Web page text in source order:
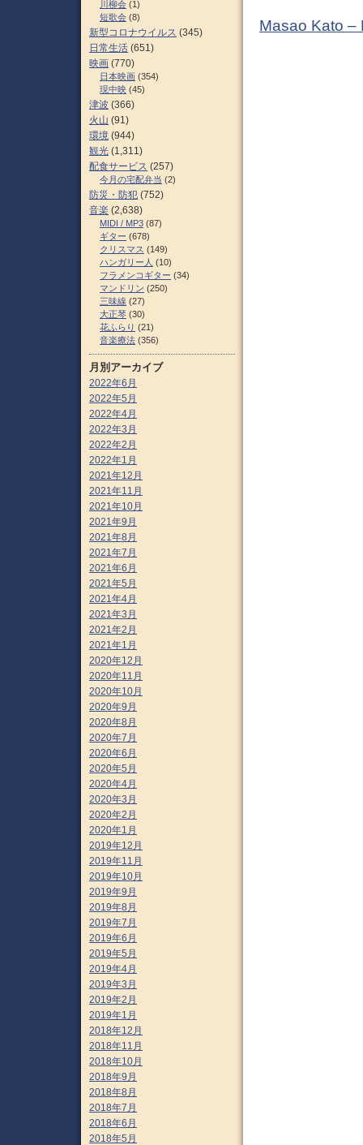
Masao Kato –
川柳会 (1)
短歌会 (8)
新型コロナウイルス (345)
日常生活 (651)
映画 (770)
日本映画 (354)
現中映 (45)
津波 (366)
火山 (91)
環境 (944)
観光 (1,311)
配食サービス (257)
今月の宅配弁当 (2)
防災・防犯 (752)
音楽 (2,638)
MIDI / MP3 (87)
ギター (678)
クリスマス (149)
ハンガリー人 (10)
フラメンコギター (34)
マンドリン (250)
三味線 (27)
大正琴 (30)
花ふらり (21)
音楽療法 (356)
月別アーカイブ
2022年6月
2022年5月
2022年4月
2022年3月
2022年2月
2022年1月
2021年12月
2021年11月
2021年10月
2021年9月
2021年8月
2021年7月
2021年6月
2021年5月
2021年4月
2021年3月
2021年2月
2021年1月
2020年12月
2020年11月
2020年10月
2020年9月
2020年8月
2020年7月
2020年6月
2020年5月
2020年4月
2020年3月
2020年2月
2020年1月
2019年12月
2019年11月
2019年10月
2019年9月
2019年8月
2019年7月
2019年6月
2019年5月
2019年4月
2019年3月
2019年2月
2019年1月
2018年12月
2018年11月
2018年10月
2018年9月
2018年8月
2018年7月
2018年6月
2018年5月